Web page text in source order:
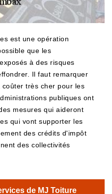
est une opération
que les
à des risques
Il faut remarquer
très cher pour les
publiques ont
mesures qui aideront
qui vont supporter les
des crédits d'impôt
des collectivités
de MJ Toiture